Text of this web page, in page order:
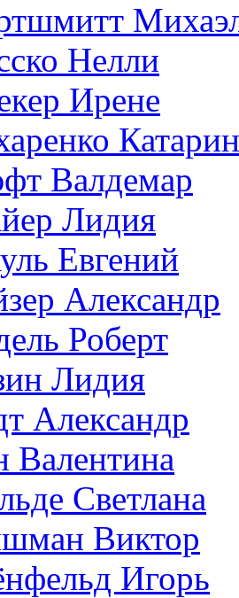
Нелли
Ирене
Валдемaр
Лидия
Евгений
Александр
Роберт
Лидия
Александр
Валентина
Светлана
Виктор
Игорь